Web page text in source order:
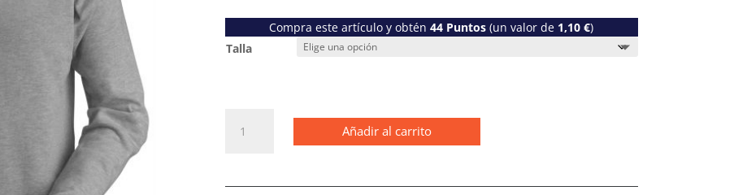
Compra este artículo y obtén44 Puntos (un valor de 1,10€)
Talla
Sudadera
Añadir al carrito